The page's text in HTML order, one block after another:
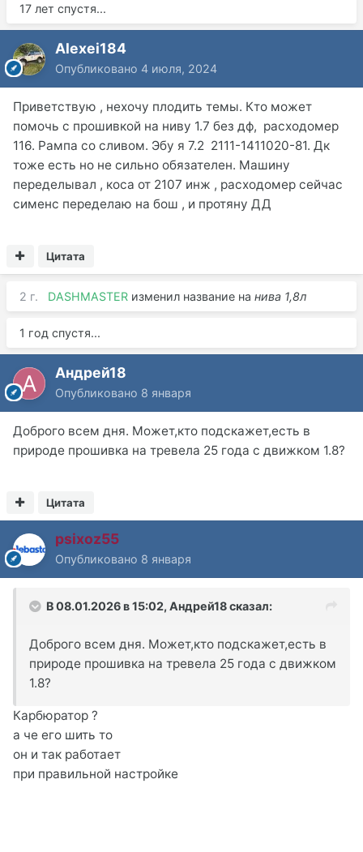
17 лет спустя...
Alexei184
Опубликовано 4 июля, 2024
Приветствую , нехочу плодить темы. Кто может
помочь с прошивкой на ниву 1.7 без дф, расходомер
116. Рампа со сливом. Эбу я 7.2 2111-1411020-81. Дк
тоже есть но не сильно обязателен. Машину
переделывал , коса от 2107 инж , расходомер сейчас
сименс переделаю на бош , и протяну ДД
Цитата
2 г. DASHMASTER изменил название на нивa 1,8л
1 год спустя...
Андрей18
Опубликовано 8 января
Доброго всем дня. Может,кто подскажет,есть в
природе прошивка на тревела 25 года с движком 1.8?
Цитата
psixoz55
Опубликовано 8 января
В 08.01.2026 в 15:02, Андрей18сказал:
Доброго всем дня. Может,кто подскажет,есть в
природе прошивка на тревела 25 года с движком
1.8?
Карбюратор ?
а че его шить то
он и так работает
при правильной настройке